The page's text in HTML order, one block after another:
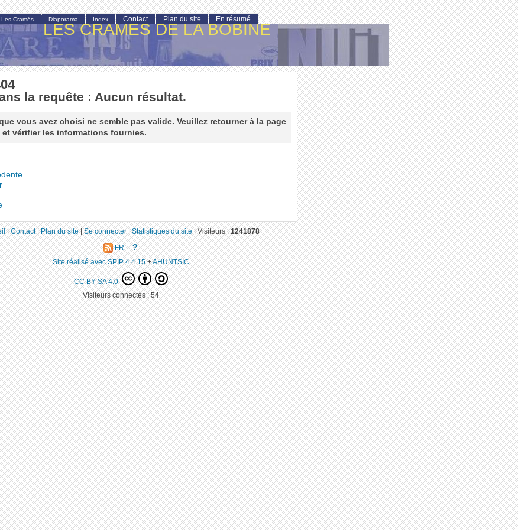
LES CRAMÉS DE LA BOBINE
la requête : Aucun résultat.
vous avez choisi ne semble pas valide. Veuillez retourner à la page
et vérifier les informations fournies.
Les Cramés Diaporama Index Contact Plan du site En résumé
|Contact|Plan du site|Se connecter|Statistiques du site|Visiteurs :1241878
FR ?
Site réalisé avec SPIP 4.4.15+AHUNTSIC
CC BY-SA 4.0
Visiteurs connectés :54